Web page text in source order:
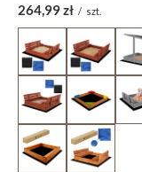
264,99 zł / szt.